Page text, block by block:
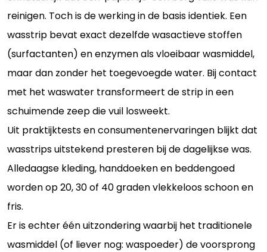
reinigen. Toch is de werking in de basis identiek. Een
wasstrip bevat exact dezelfde wasactieve stoffen
(surfactanten) en enzymen als vloeibaar wasmiddel,
maar dan zonder het toegevoegde water. Bij contact
met het waswater transformeert de strip in een
schuimende zeep die vuil losweekt.
Uit praktijktests en consumentenervaringen blijkt dat
wasstrips uitstekend presteren bij de dagelijkse was.
Alledaagse kleding, handdoeken en beddengoed
worden op 20, 30 of 40 graden vlekkeloos schoon en
fris.
Er is echter één uitzondering waarbij het traditionele
wasmiddel (of liever nog: waspoeder) de voorsprong